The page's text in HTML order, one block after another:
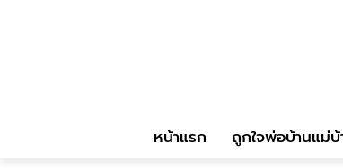
หน้าแรก ถูกใจพ่อบ้านแม่บ้